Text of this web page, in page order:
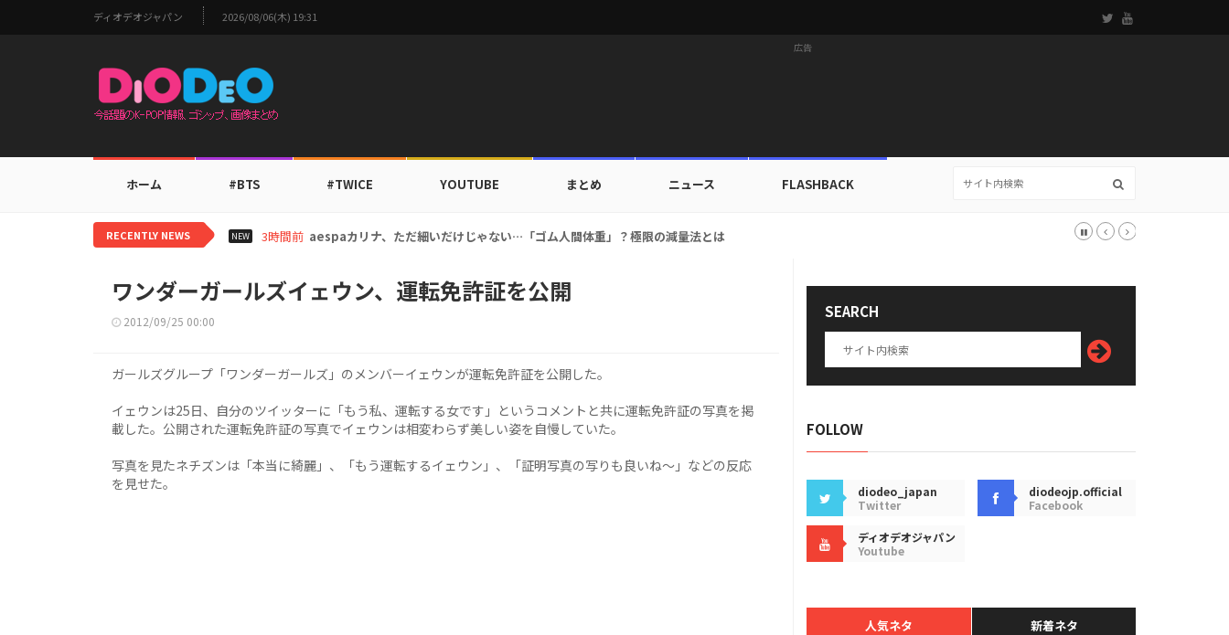
ディオデオジャパン 2026/08/06(木) 19:31
広告
ホーム #BTS #TWICE YOUTUBE まとめ ニュース FLASHBACK
RECENTLY NEWS NEW 5時間前 TWICEモモ、家族にワールドツアーの旅行費用全額サポート！22カ国・64都市以上
ワンダーガールズイェウン、運転免許証を公開
2012/09/25 00:00
ガールズグループ「ワンダーガールズ」のメンバーイェウンが運転免許証を公開した。
イェウンは25日、自分のツイッターに「もう私、運転する女です」というコメントと共に運転免許証の写真を掲
載した。公開された運転免許証の写真でイェウンは相変わらず美しい姿を自慢していた。
写真を見たネチズンは「本当に綺麗」、「もう運転するイェウン」、「証明写真の写りも良いね～」などの反応
を見せた。
SEARCH
FOLLOW
diodeo_japan
Twitter
diodeojp.official
Facebook
ディオデオジャパン
Youtube
人気ネタ 新着ネタ